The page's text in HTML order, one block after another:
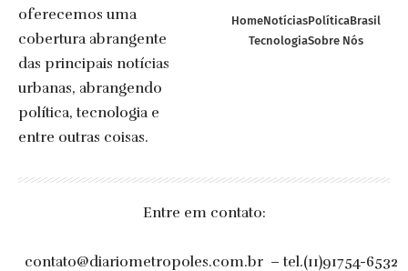
oferecemos uma
cobertura abrangente
das principais notícias
urbanas, abrangendo
política, tecnologia e
entre outras coisas.
HomeNotíciasPolíticaBrasil
TecnologiaSobre Nós
Entre em contato:
contato@diariometropoles.com.br – tel.(11)91754-6532